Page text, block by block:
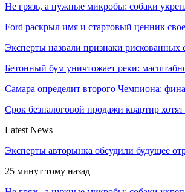
Не грязь, а нужные микробы: собаки
Ford раскрыл имя и стартовый ценник
Эксперты назвали признаки рискованных
Бетонный бум уничтожает реки:
Самара определит второго Чемпиона:
Срок безналоговой продажи квартир
Latest News
Эксперты авторынка обсудили будущее
25 минут тому назад